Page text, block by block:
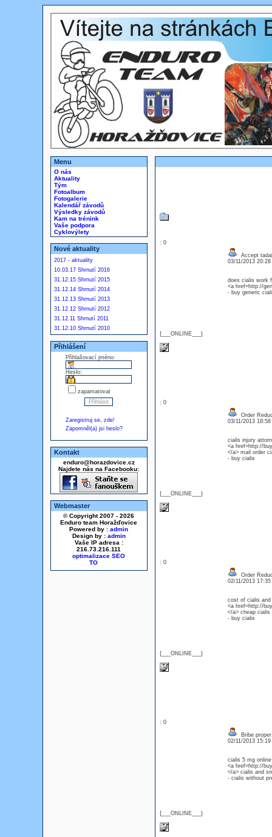
Menu
O nás
Aktuality
Tým
Fotoalbum
Fotogalerie
Kalendář závodů
Výsledky závodů
Kam na trénink
Vaše podpora
Cyklovýlety
Nové aktuality
2017 - aktuality
10.03.17 Shrnutí 2016
31.12.15 Shrnutí 2015
31.12.14 Shrnutí 2014
31.12.13 Shrnutí 2013
31.12.12 Shrnutí 2012
31.12.11 Shrnutí 2011
31.12.10 Shrnutí 2010
Přihlášení
Přihlašovací jméno:
Heslo:
zapamatovat
Zaregistruj se, zde!
Zapomněl(a) jsi heslo?
Kontakt
enduro@horazdovice.cz
Najdete nás na Facebooku:
Webmaster
© Copyright 2007 - 2026
Enduro team Horažďovice
Powered by : admin
Design by : admin
Vaše IP adresa :
216.73.216.111
optimalizace SEO
: 0
{___ONLINE___}
Accept
03/11/2013
does cialis work
<a href=http://
- buy generic
: 0
{___ONLINE___}
Order
03/11/2013
cialis injury
<a href=http://
</a> mail order
- buy cialis
: 0
{___ONLINE___}
Order
02/11/2013
cost of cialis and
<a href=http://
</a> cheap cialis
- buy cialis
: 0
{___ONLINE___}
Bribe
02/11/2013
cialis 5 mg
<a href=http://
</a> cialis and
- cialis without